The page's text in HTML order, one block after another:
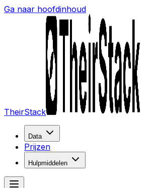
Ga naar hoofdinhoud
TheirStack
Data
Prijzen
Hulpmiddelen